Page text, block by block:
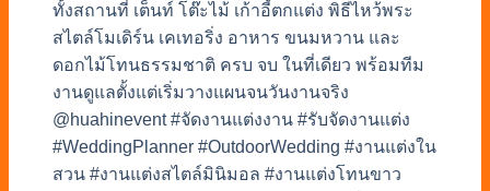
ทั้งสถานที่ เต็นท์ โต๊ะไม้ เก้าอี้ตกแต่ง พิธีไหว้พระ
สไตล์โมเดิร์น เคเทอริ่ง อาหาร ขนมหวาน และ
ดอกไม้โทนธรรมชาติ ครบ จบ ในที่เดียว พร้อมทีม
งานดูแลตั้งแต่เริ่มวางแผนจนวันงานจริง
@huahinevent #จัดงานแต่งงาน #รับจัดงานแต่ง
#WeddingPlanner #OutdoorWedding #งานแต่งใน
สวน #งานแต่งสไตล์มินิมอล #งานแต่งโทนขาว